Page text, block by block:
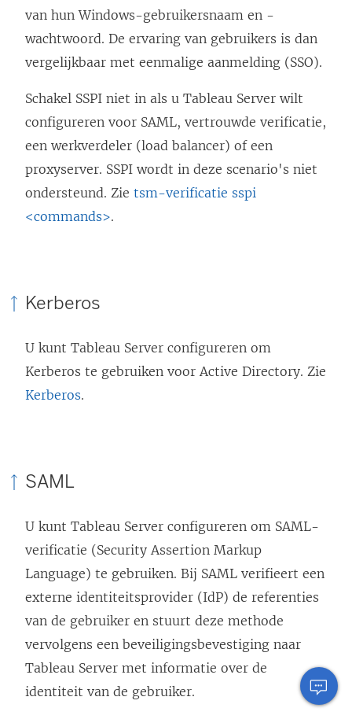
van hun Windows-gebruikersnaam en -
wachtwoord. De ervaring van gebruikers is dan
vergelijkbaar met eenmalige aanmelding (SSO).
Schakel SSPI niet in als u Tableau Server wilt
configureren voor SAML, vertrouwde verificatie,
een werkverdeler (load balancer) of een
proxyserver. SSPI wordt in deze scenario's niet
ondersteund. Zie tsm-verificatie sspi
<commands>.
Kerberos
U kunt Tableau Server configureren om
Kerberos te gebruiken voor Active Directory. Zie
Kerberos.
SAML
U kunt Tableau Server configureren om SAML-
verificatie (Security Assertion Markup
Language) te gebruiken. Bij SAML verifieert een
externe identiteitsprovider (IdP) de referenties
van de gebruiker en stuurt deze methode
vervolgens een beveiligingsbevestiging naar
Tableau Server met informatie over de
identiteit van de gebruiker.